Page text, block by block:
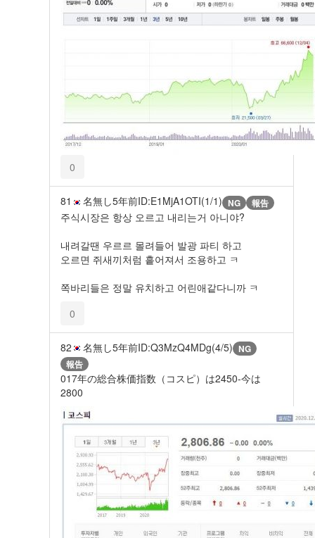
0
81 名無し5年前ID:E1MjA1OTI(1/1) NG 報告
주식시장은 항상 오르고 내리는거 아니야?
내려갈땐 우르르 몰려들어 발광 파티 하고
오르면 쥐새끼처럼 흩어져서 조용하고 ㅋ
쪽바리들은 정말 유치하고 어린애같다니까 ㅋ
0
82 名無し5年前ID:Q3MzQ4MDg(4/5) NG
報告
017年の総合株価指数（コスピ）は2450-今は
2800